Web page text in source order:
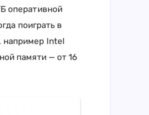
оперативной
поиграть в
например Intel
памяти — от 16